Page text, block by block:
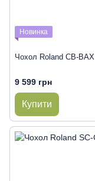
Новинка
Чохол Roland CB-BAX
9 599 грн
Купити